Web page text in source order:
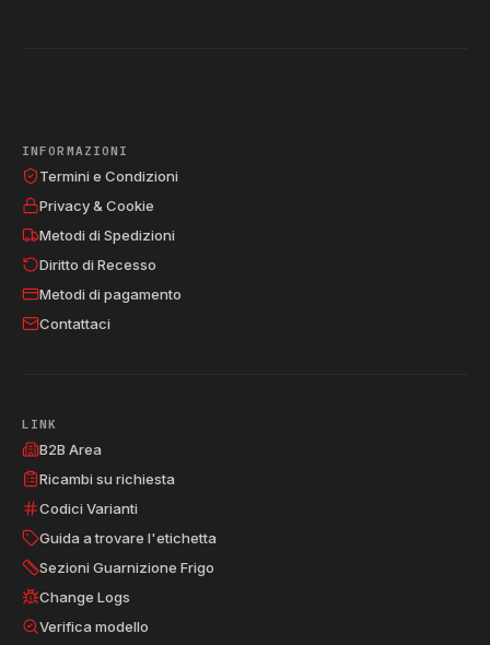
INFORMAZIONI
Termini e Condizioni
Privacy & Cookie
Metodi di Spedizioni
Diritto di Recesso
Metodi di pagamento
Contattaci
LINK
B2B Area
Ricambi su richiesta
Codici Varianti
Guida a trovare l'etichetta
Sezioni Guarnizione Frigo
Change Logs
Verifica modello